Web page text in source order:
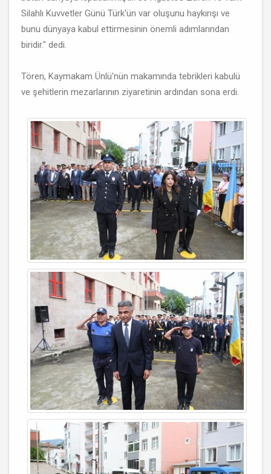
Silahlı Kuvvetler Günü Türk'ün var oluşunu haykırışı ve
bunu dünyaya kabul ettirmesinin önemli adımlarından
biridir." dedi.
Tören, Kaymakam Ünlü'nün makamında tebrikleri kabulü
ve şehitlerin mezarlarının ziyaretinin ardından sona erdi.